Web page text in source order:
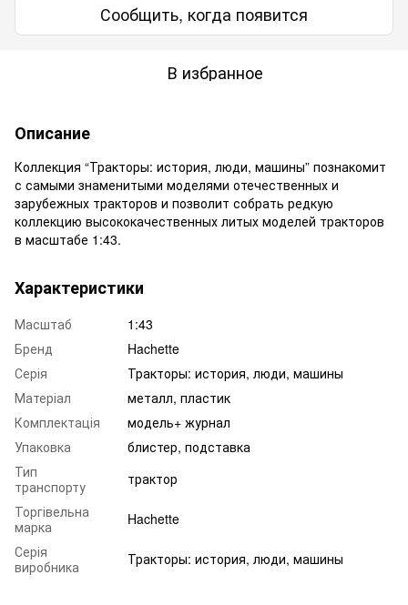
Сообщить, когда появится
В избранное
Описание
Коллекция “Тракторы: история, люди, машины” познакомит
с самыми знаменитыми моделями отечественных и
зарубежных тракторов и позволит собрать редкую
коллекцию высококачественных литых моделей тракторов
в масштабе 1:43.
Характеристики
Масштаб
1:43
Бренд
Hachette
Серія
Тракторы: история, люди, машины
Матеріал
металл, пластик
Комплектація
модель+ журнал
Упаковка
блистер, подставка
Тип
транспорту
трактор
Торгівельна
марка
Hachette
Серія
виробника
Тракторы: история, люди, машины